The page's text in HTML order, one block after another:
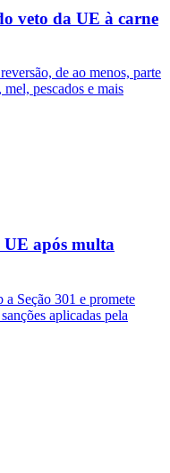
veto da UE à carne
de ao menos, parte
pescados e mais
após multa
Seção 301 e promete
aplicadas pela